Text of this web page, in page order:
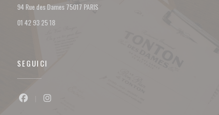
94 Rue des Dames 75017 PARIS((apre una nuova finestra))
01 42 93 25 18
SEGUICI
Facebook ((apre una nuova finestra))
Instagram ((apre una nuova finestra))